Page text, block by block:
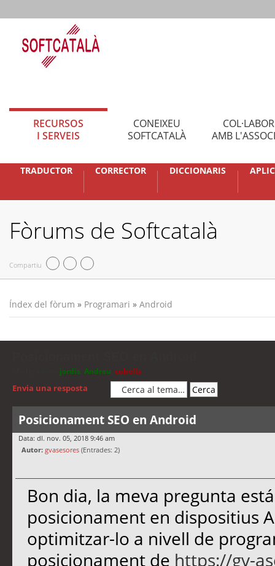
RECURSOS
I SERVEIS
CONEIXEU
SOFTCATALÀ
AMB
TRADUCTOR CORRECTOR DICCIONARIS
Fòrums de Softcatalà
Compartiu
Índex del fòrum » Programari » Android
jordis Andreu cubells
Envia una resposta
Posicionament SEO en Android
Data: dl. nov. 05, 2018 9:46 am
Autor: gvasesores (Entrades: 2)
Bon dia, la meva pregunta
posicionament en dispositius
optimitzar-lo a nivell de
posicionament de https://gv-